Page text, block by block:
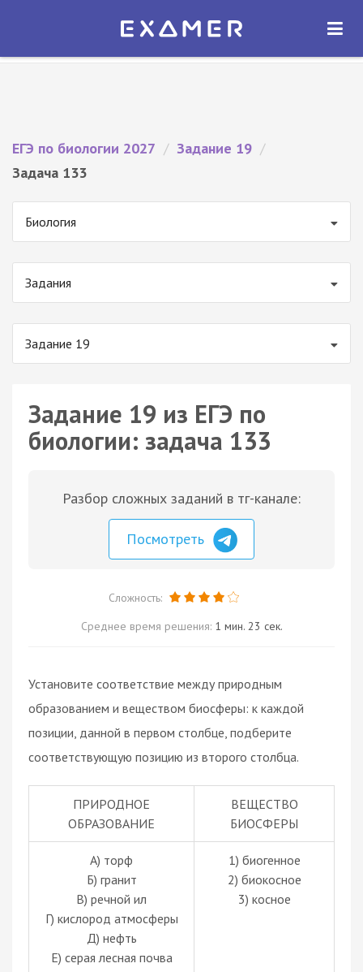
Экзамер — ЕГЭ 2027
ОТКРЫТЬ
ЕГЭ по биологии 2027 / Задание 19 /
Задача 133
Биология
Задания
Задание 19
Задание 19 из ЕГЭ по
биологии: задача 133
Разбор сложных заданий в тг-канале:
Посмотреть
Сложность:
Среднее время решения: 1 мин. 23 сек.
Установите соответствие между природным
образованием и веществом биосферы: к каждой
позиции, данной в первом столбце, подберите
соответствующую позицию из второго столбца.
ПРИРОДНОЕ
ОБРАЗОВАНИЕ
ВЕЩЕСТВО
БИОСФЕРЫ
А) торф
Б) гранит
В) речной ил
Г) кислород атмосферы
Д) нефть
Е) серая лесная почва
1) биогенное
2) биокосное
3) косное